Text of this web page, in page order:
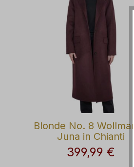
Blonde No. 8
Juna in Chianti
Regulärer Preis:
399,99 €